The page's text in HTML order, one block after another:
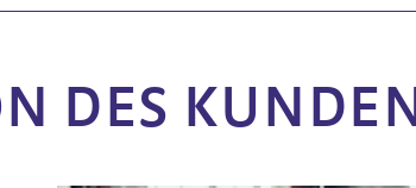
DES KUNDEN